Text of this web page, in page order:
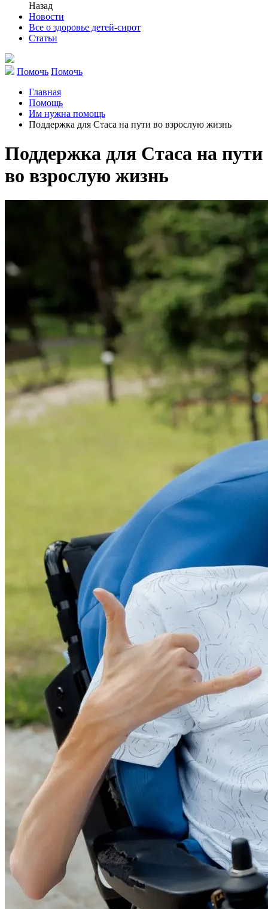
Назад
Новости
Все о здоровье детей-сирот
Статьи
Помочь Помочь
Главная
Помощь
Им нужна помощь
Поддержка для Стаса на пути во взрослую жизнь
Поддержка для Стаса на пути
во взрослую жизнь